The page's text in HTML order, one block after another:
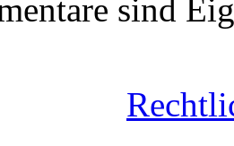
sind